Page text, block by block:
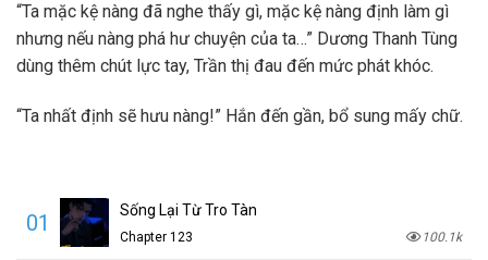
“Ta mặc kệ nàng đã nghe thấy gì, mặc kệ nàng định làm gì
nhưng nếu nàng phá hư chuyện của ta…” Dương Thanh Tùng
dùng thêm chút lực tay, Trần thị đau đến mức phát khóc.
“Ta nhất định sẽ hưu nàng!” Hắn đến gần, bổ sung mấy chữ.
01 Sống Lại Từ Tro Tàn
Chapter 123 100.1k